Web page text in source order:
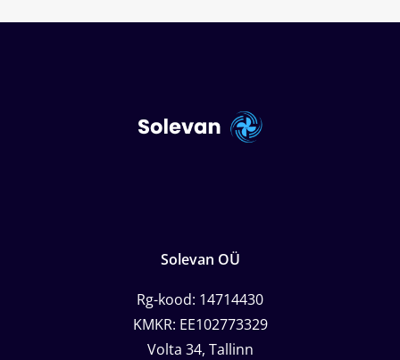
Solevan OÜ
Rg-kood: 14714430
KMKR: EE102773329
Volta 34, Tallinn